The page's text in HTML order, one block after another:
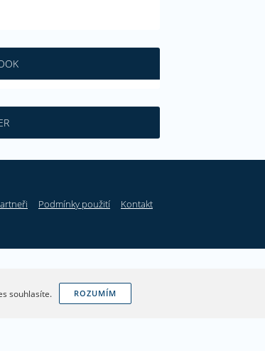
Podmínky použití Kontakt
souhlasíte. ROZUMÍM